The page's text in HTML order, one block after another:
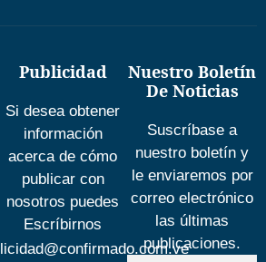
Publicidad
Si desea obtener
información
acerca de cómo
publicar con
nosotros puedes
Escríbirnos
Nuestro Boletín
De Noticias
Suscríbase a
nuestro boletín y
le enviaremos por
correo electrónico
las últimas
publicaciones.